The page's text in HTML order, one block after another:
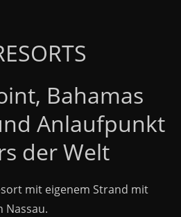
Bahamas
Anlaufpunkt
der Welt
mit eigenem Strand mit
Nassau.